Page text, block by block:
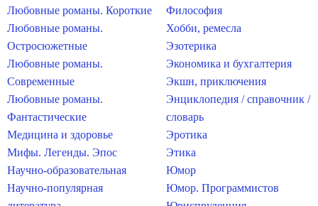
Любовные романы. Короткие
Любовные романы.
Остросюжетные
Любовные романы.
Современные
Любовные романы.
Фантастические
Медицина и здоровье
Мифы. Легенды. Эпос
Научно-образовательная
Научно-популярная
Философия
Хобби, ремесла
Эзотерика
Экономика и бухгалтерия
Экшн, приключения
Энциклопедия / справочник /
словарь
Эротика
Этика
Юмор
Юмор. Программистов